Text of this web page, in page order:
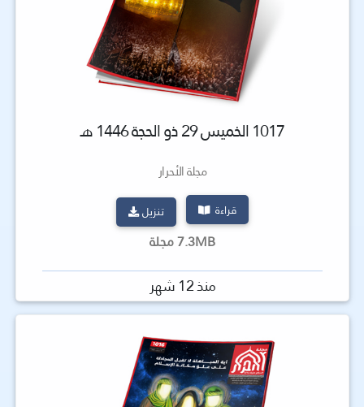
1017 الخميس 29 ذو الحجة 1446 هـ
مجلة الأحرار
قراءة تنزيل
7.3MB مجلة
منذ 12 شهر